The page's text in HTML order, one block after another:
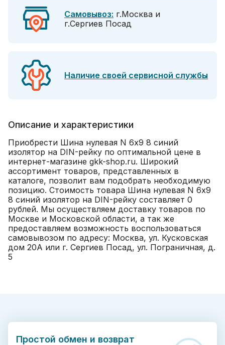
Самовывоз: г.Москва и
г.Сергиев Посад
Наличие своей сервисной службы
Описание и характеристики
Приобрести Шина нулевая N 6х9 8 синий
изолятор на DIN-рейку по оптимальной цене в
интернет-магазине gkk-shop.ru. Широкий
ассортимент товаров, представленных в
каталоге, позволит вам подобрать необходимую
позицию. Стоимость товара Шина нулевая N 6х9
8 синий изолятор на DIN-рейку составляет 0
рублей. Мы осуществляем доставку товаров по
Москве и Московской области, а так же
предоставляем возможность воспользоваться
самовывозом по адресу: Москва, ул. Кусковская
дом 20А или г. Сергиев Посад, ул. Пограничная, д.
5
Простой обмен и возврат